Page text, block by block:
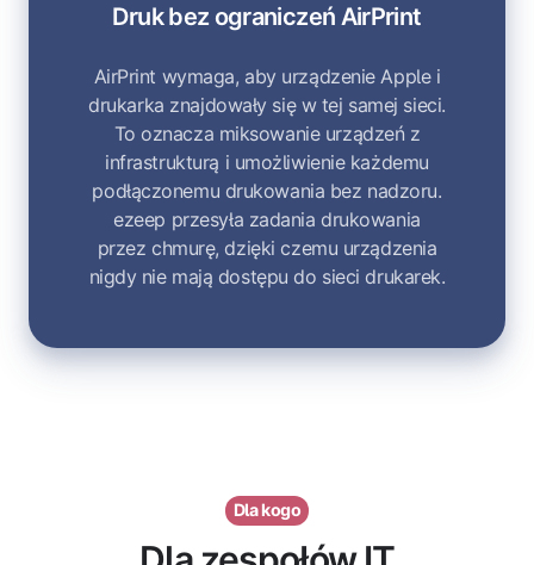
Druk bez ograniczeń AirPrint
AirPrint wymaga, aby urządzenie Apple i
drukarka znajdowały się w tej samej sieci.
To oznacza miksowanie urządzeń z
infrastrukturą i umożliwienie każdemu
podłączonemu drukowania bez nadzoru.
ezeep przesyła zadania drukowania
przez chmurę, dzięki czemu urządzenia
nigdy nie mają dostępu do sieci drukarek.
Dla kogo